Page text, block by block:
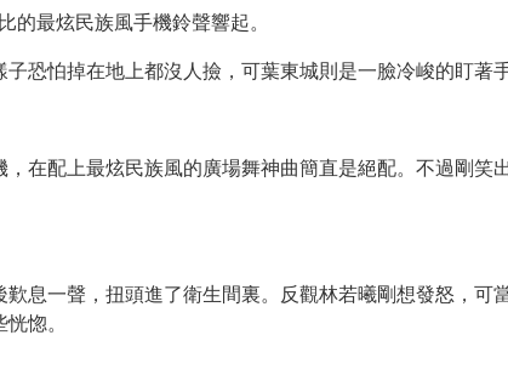
的最炫民族風手機鈴聲響起。
恐怕掉在地上都沒人撿，可葉東城則是一臉冷峻的盯著
在配上最炫民族風的廣場舞神曲簡直是絕配。不過剛笑
息一聲，扭頭進了衛生間裏。反觀林若曦剛想發怒，可
惚。